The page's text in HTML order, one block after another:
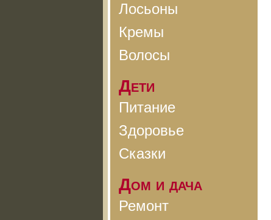
Лосьоны
Кремы
Волосы
Дети
Питание
Здоровье
Сказки
Дом и дача
Ремонт